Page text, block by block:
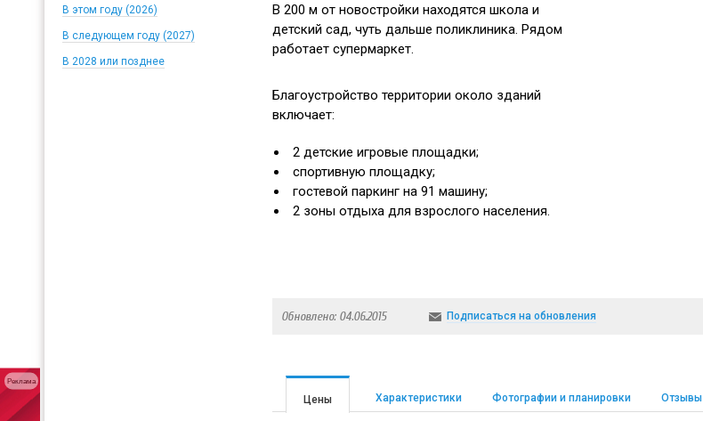
В этом году (2026)
В следующем году (2027)
В 2028 или позднее
В 200 м от новостройки находятся школа и
детский сад, чуть дальше поликлиника. Рядом
работает супермаркет.
Благоустройство территории около зданий
включает:
2 детские игровые площадки;
спортивную площадку;
гостевой паркинг на 91 машину;
2 зоны отдыха для взрослого населения.
Обновлено: 04.06.2015 Подписаться на обновления
Цены Характеристики Фотографии и планировки Отзывы
Реклама